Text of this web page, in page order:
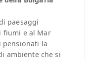
paesaggi
fiumi e al Mar
pensionati la
ambiente che si